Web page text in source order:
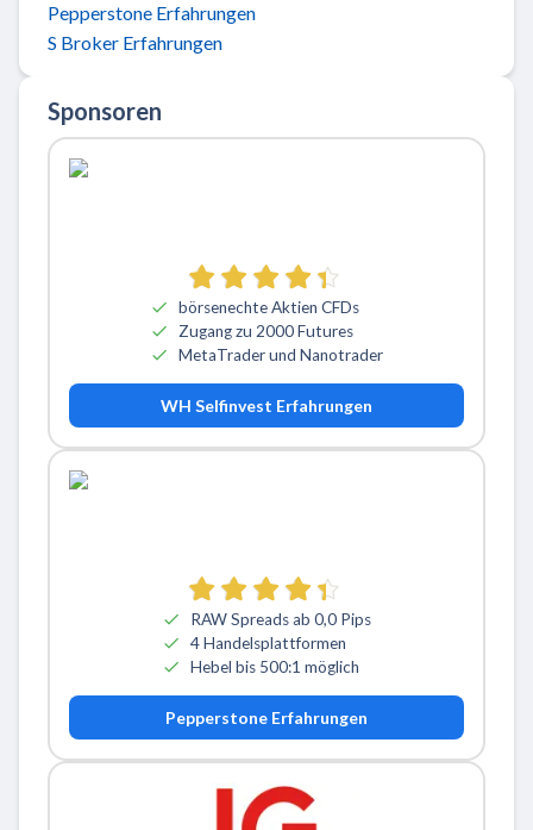
Pepperstone Erfahrungen
S Broker Erfahrungen
Sponsoren
börsenechte Aktien CFDs
Zugang zu 2000 Futures
MetaTrader und Nanotrader
WH Selfinvest Erfahrungen
RAW Spreads ab 0,0 Pips
4 Handelsplattformen
Hebel bis 500:1 möglich
Pepperstone Erfahrungen